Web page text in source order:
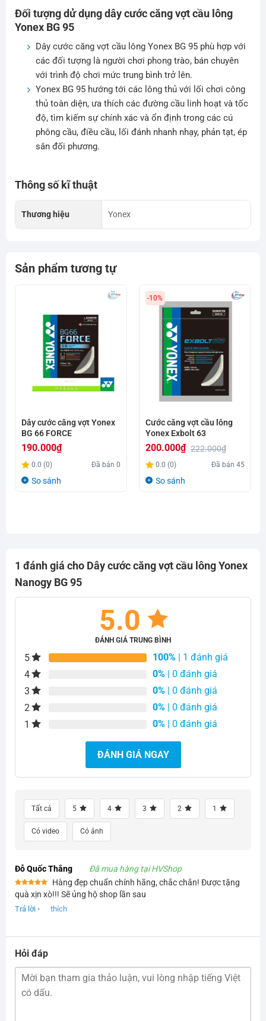
Đối tượng dử dụng dây cước căng vợt cầu lông
Yonex BG 95
Dây cước căng vợt cầu lông Yonex BG 95 phù hợp với
các đối tượng là người chơi phong trào, bán chuyên
với trình độ chơi mức trung bình trở lên.
Yonex BG 95 hướng tới các lông thủ với lối chơi công
thủ toàn diện, ưa thích các đường cầu linh hoạt và tốc
độ, tìm kiếm sự chính xác và ổn định trong các cú
phông cầu, điều cầu, lối đánh nhanh nhạy, phản tạt, ép
sân đối phương.
Thông số kĩ thuật
Thương hiệu Yonex
Sản phẩm tương tự
Dây cước căng vợt Yonex
BG 66 FORCE
190.000₫
0.0 (0) Đã bán0
So sánh
-10%
Cước căng vợt cầu lông
Yonex Exbolt 63
222.000₫
Giá
gốc
200.000₫
Giá
hiện
0.0 (0) Đã bán45
So sánh
1 đánh giá cho Dây cước căng vợt cầu lông Yonex
Nanogy BG 95
5.0
ĐÁNH GIÁ TRUNG BÌNH
5 100% | 1 đánh giá
4
0% | 0 đánh giá
3
0% | 0 đánh giá
2
0% | 0 đánh giá
1
0% | 0 đánh giá
ĐÁNH GIÁ NGAY
Tất cả 5 4 3 2 1
Có video Có ảnh
Đỗ Quốc Thắng Đã mua hàng tại HVShop
Được xếp
hạng55
sao
Hàng đẹp chuẩn chính hãng, chắc chắn! Được tặng
quà xịn xò!!! Sẽ ủng hộ shop lần sau
Trả lời • thích
Hỏi đáp